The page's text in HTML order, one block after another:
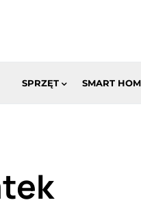
SPRZĘT SMART